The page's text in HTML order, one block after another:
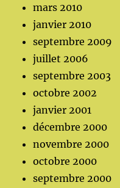
mars 2010
janvier 2010
septembre 2009
juillet 2006
septembre 2003
octobre 2002
janvier 2001
décembre 2000
novembre 2000
octobre 2000
septembre 2000